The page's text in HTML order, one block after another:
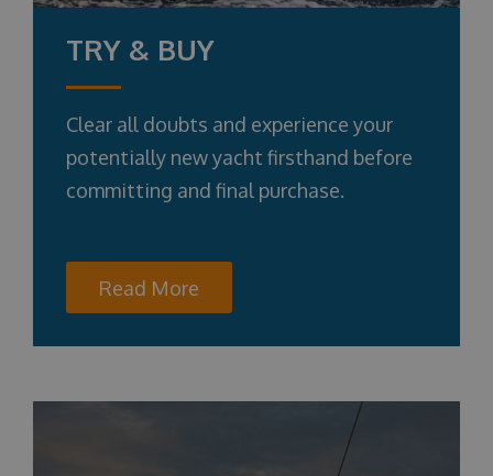
TRY & BUY
Clear all doubts and experience your
potentially new yacht firsthand before
committing and final purchase.
Read More